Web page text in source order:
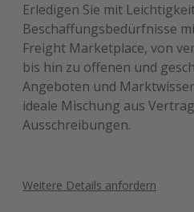
Erledigen Sie mit
Beschaffungsbedürfnisse
Freight Marketplace, von
bis hin zu offenen und
Angeboten und
ideale Mischung aus
Ausschreibungen.
Weitere Details anfordern